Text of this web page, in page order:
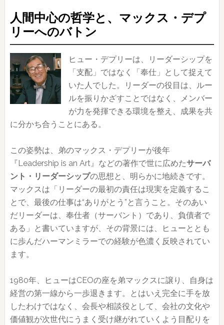
人間中心の哲学と、マックス・デプ
リーへのバトン
ヒュー・デプリーは、リーダーシップを
「支配」ではなく「奉仕」として捉えて
いた人でした。リーダーの役目は、ルー
ルを振りかざすことではなく、メンバー
が力を発揮できる環境を整え、成果を共
に分かち合うことにある。
この姿勢は、弟のマックス・デプリーが後年
『Leadership is an Art』などの著作で世に広めたサーバ
ント・リーダーシップの思想と、明らかに地続きです。
マックスは「リーダーの最初の責任は現実を定義するこ
とで、最後の仕事は“ありがとう”と言うこと。そのあい
だリーダーは、奉仕者（サーバント）であり、負債者で
ある」と書いていますが、その背景には、ヒューととも
に歩んだハーマンミラーでの経験が色濃く反映されてい
ます。
1980年、ヒューはCEOの座を弟マックスに譲り、自身は
経営の第一線から一歩退きます。とはいえ完全に手を放
したわけではなく、会長や相談役として、会社の文化や
価値観が次世代にうまく受け継がれていくよう目配りを